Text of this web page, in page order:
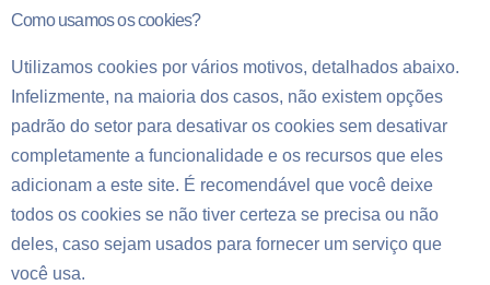
Como usamos os cookies?
Utilizamos cookies por vários motivos, detalhados abaixo.
Infelizmente, na maioria dos casos, não existem opções
padrão do setor para desativar os cookies sem desativar
completamente a funcionalidade e os recursos que eles
adicionam a este site. É recomendável que você deixe
todos os cookies se não tiver certeza se precisa ou não
deles, caso sejam usados para fornecer um serviço que
você usa.